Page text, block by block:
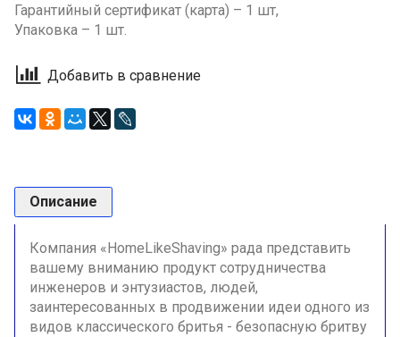
Гарантийный сертификат (карта) – 1 шт,
Упаковка – 1 шт.
Добавить в сравнение
Описание
Компания «HomeLikeShaving» рада представить
вашему вниманию продукт сотрудничества
инженеров и энтузиастов, людей,
заинтересованных в продвижении идеи одного из
видов классического бритья - безопасную бритву